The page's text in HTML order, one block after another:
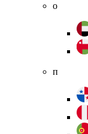
о
п